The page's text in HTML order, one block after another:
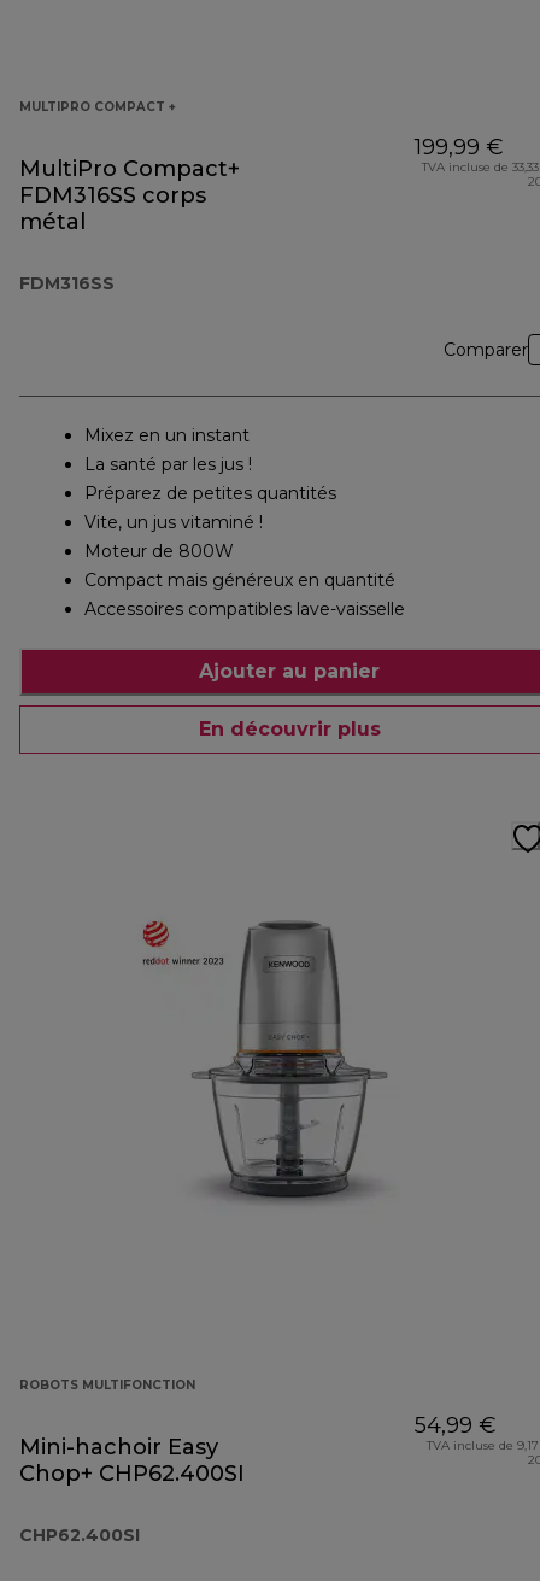
MULTIPRO COMPACT +
MultiPro Compact+
FDM316SS corps
métal
FDM316SS
199,99 €
TVA incluse de
Comparer
Mixez en un instant
La santé par les jus !
Préparez de petites quantités
Vite, un jus vitaminé !
Moteur de 800W
Compact mais généreux en quantité
Accessoires compatibles lave-vaisselle
Ajouter au panier
En découvrir plus
ROBOTS MULTIFONCTION
Mini-hachoir Easy
Chop+ CHP62.400SI
CHP62.400SI
54,99 €
TVA incluse de